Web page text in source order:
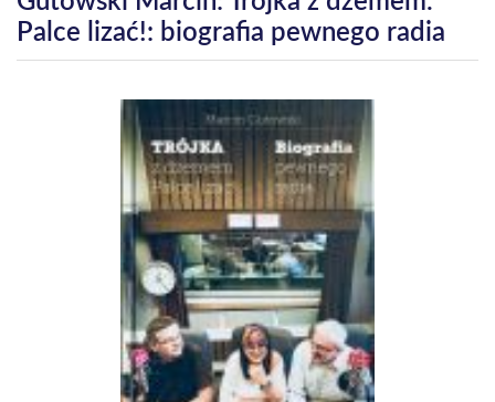
Palce lizać!: biografia pewnego radia